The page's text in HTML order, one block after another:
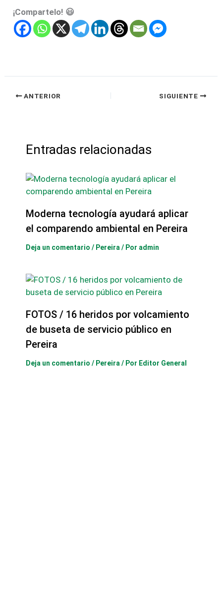
¡Compartelo! 😃
ANTERIOR SIGUIENTE
Entradas relacionadas
Moderna tecnología ayudará aplicar
el comparendo ambiental en Pereira
Deja un comentario / Pereira / Por admin
FOTOS / 16 heridos por volcamiento
de buseta de servicio público en
Pereira
Deja un comentario / Pereira / Por Editor General